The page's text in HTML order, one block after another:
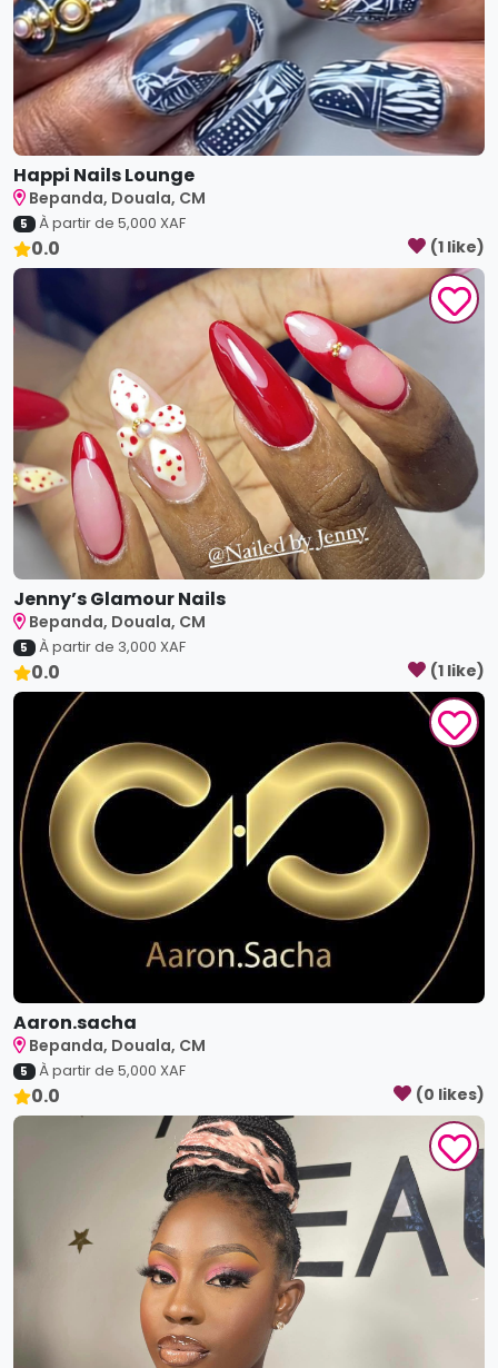
Happi Nails Lounge
Bepanda, Douala, CM
5 À partir de 5,000 XAF
0.0 (1 like)
Jenny’s Glamour Nails
Bepanda, Douala, CM
5 À partir de 3,000 XAF
0.0 (1 like)
Aaron.sacha
Bepanda, Douala, CM
5 À partir de 5,000 XAF
0.0 (0 likes)